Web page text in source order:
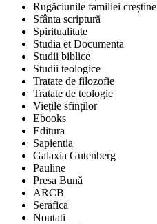
Rugăciunile familiei creștine
Sfânta scriptură
Spiritualitate
Studia et Documenta
Studii biblice
Studii teologice
Tratate de filozofie
Tratate de teologie
Viețile sfinților
Ebooks
Editura
Sapientia
Galaxia Gutenberg
Pauline
Presa Bună
ARCB
Serafica
Noutati